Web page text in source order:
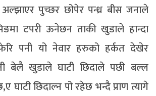
पुच्छर छोपेर पन्ध्र बीस जनाले
टपरी ऊनेछन ताकी खुडाले हान्दा
पनी यो नेवार हरुको हर्कत देखेर
बेलै खुडाले घाटी छिदाले पछी बल्ल
घाटी छिदाल्न पो रहेछ भन्दै प्राण त्यागे